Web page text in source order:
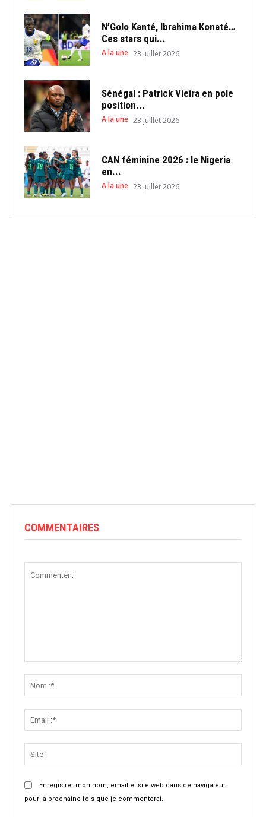
N’Golo Kanté, Ibrahima Konaté…
Ces stars qui...
A la une 23 juillet 2026
Sénégal : Patrick Vieira en pole
position...
A la une 23 juillet 2026
CAN féminine 2026 : le Nigeria
en...
A la une 23 juillet 2026
COMMENTAIRES
Enregistrer mon nom, email et site web dans ce navigateur
pour la prochaine fois que je commenterai.